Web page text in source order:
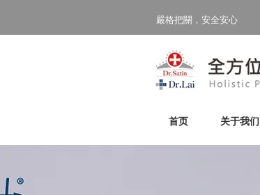
嚴格把關，安全安心
首页 关于我们